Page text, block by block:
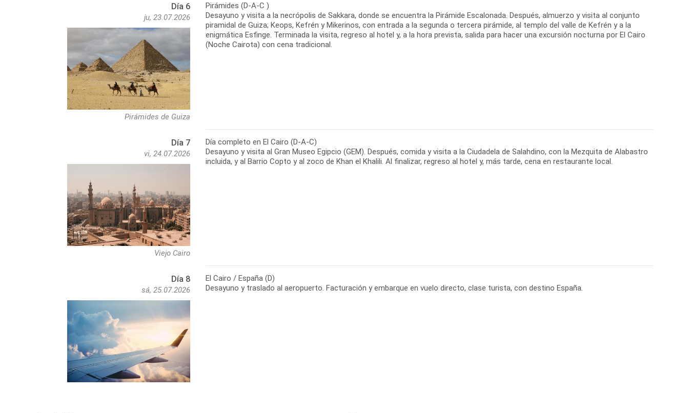
Día 6
ju, 23.07.2026
Pirámides (D-A-C )
Desayuno y visita a la necrópolis de Sakkara, donde se encuentra la Pirámide Escalonada. Después, almuerzo y visita al conjunto
piramidal de Guiza; Keops, Kefrén y Mikerinos, con entrada a la segunda o tercera pirámide, al templo del valle de Kefrén y a la
enigmática Esfinge. Terminada la visita, regreso al hotel y, a la hora prevista, salida para hacer una excursión nocturna por El Cairo
(Noche Cairota) con cena tradicional.
Pirámides de Guiza
Día 7
vi, 24.07.2026
Día completo en El Cairo (D-A-C)
Desayuno y visita al Gran Museo Egipcio (GEM). Después, comida y visita a la Ciudadela de Salahdino, con la Mezquita de Alabastro
Viejo Cairo
Día 8
sá, 25.07.2026
El Cairo / España (D)
Desayuno y traslado al aeropuerto. Facturación y embarque en vuelo directo, clase turista, con destino España.